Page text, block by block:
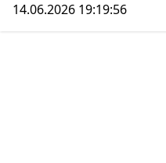
14.06.2026 19:19:56